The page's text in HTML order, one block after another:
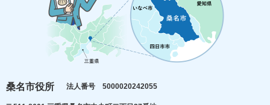
桑名市役所 法人番号 5000020242055